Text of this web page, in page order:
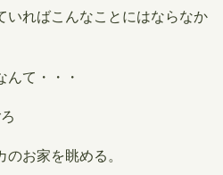
いればこんなことにはならなか
んて・・・
お家を眺める。